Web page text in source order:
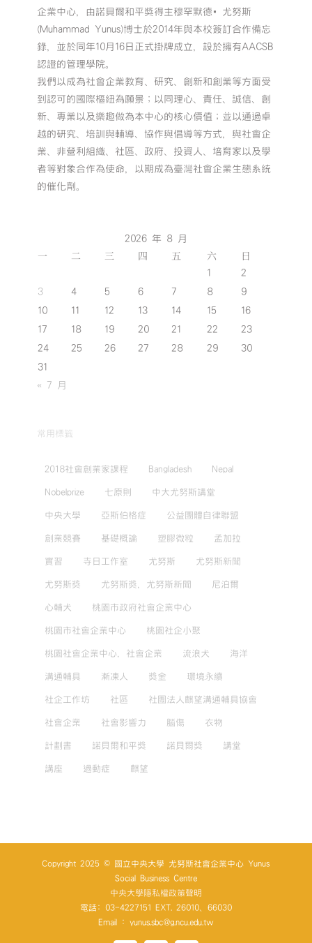
企業中心，由諾貝爾和平獎得主穆罕默德•尤努斯
(Muhammad Yunus)博士於2014年與本校簽訂合作備忘
錄，並於同年10月16日正式掛牌成立，設於擁有AACSB
認證的管理學院。
我們以成為社會企業教育、研究、創新和創業等方面受
到認可的國際樞紐為願景；以同理心、責任、誠信、創
新、專業以及樂趣做為本中心的核心價值；並以通過卓
越的研究、培訓與輔導、協作與倡導等方式，與社會企
業、非營利組織、社區、政府、投資人、培育家以及學
者等對象合作為使命，以期成為臺灣社會企業生態系統
的催化劑。
2026 年 8 月
一 二 三 四 五 六 日
1
2
3
4 5 6 7 8
9
10
11 12 13 14 15
16
17
18 19 20 21 22
23
24
25 26 27 28 29
30
31
« 7 月
常用標籤
2018社會創業家課程 Bangladesh Nepal
Nobelprize 七原則 中大尤努斯講堂
中央大學 亞斯伯格症 公益團體自律聯盟
創業競賽 基礎概論 塑膠微粒 孟加拉
實習 寺日工作室 尤努斯 尤努斯新聞
尤努斯獎 尤努斯獎，尤努斯新聞 尼泊爾
心輔犬 桃園市政府社會企業中心
桃園市社會企業中心 桃園社企小聚
桃園社會企業中心，社會企業 流浪犬 海洋
溝通輔具 漸凍人 獎金 環境永續
社企工作坊 社區 社團法人麒望溝通輔具協會
社會企業 社會影響力 腦傷 衣物
計劃書 諾貝爾和平獎 諾貝爾獎 講堂
講座 過動症 麒望
Copyright 2025 © 國立中央大學 尤努斯社會企業中心 Yunus
Social Business Centre
中央大學隱私權政策聲明
電話: 03-4227151 EXT. 26010、66030
Email : yunus.sbc@g.ncu.edu.tw